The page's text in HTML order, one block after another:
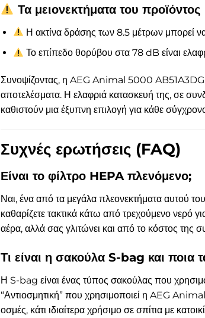
Τα μειονεκτήματα του προϊόντος
Η ακτίνα δράσης των 8.5 μέτρων μπορεί να
Το επίπεδο θορύβου στα 78 dB είναι
Συνοψίζοντας, η AEG Animal 5000 AB51A3DG
αποτελέσματα. Η ελαφριά κατασκευή της, σε
καθιστούν μια έξυπνη επιλογή για κάθε
Συχνές ερωτήσεις (FAQ)
Είναι το φίλτρο HEPA πλενόμενο;
Ναι, ένα από τα μεγάλα πλεονεκτήματα αυτού του
καθαρίζετε τακτικά κάτω από τρεχούμενο νερό
αέρα, αλλά σας γλιτώνει και από το κόστος της
Τι είναι η σακούλα S-bag και ποια
Η S-bag είναι ένας τύπος σακούλας που
“Αντιοσμητική” που χρησιμοποιεί η AEG
οσμές, κάτι ιδιαίτερα χρήσιμο σε σπίτια με